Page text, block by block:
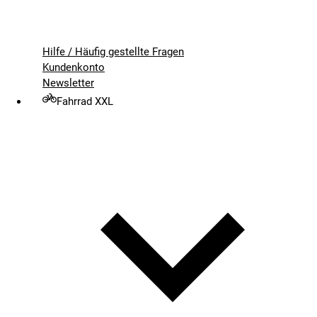
Hilfe / Häufig gestellte Fragen
Kundenkonto
Newsletter
Fahrrad XXL